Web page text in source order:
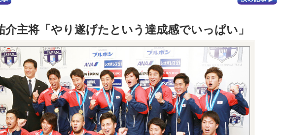
介主将「やり遂げたという達成感でいっぱい」